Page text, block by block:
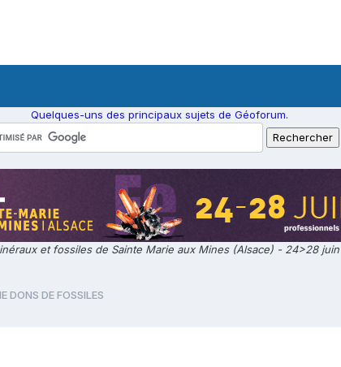
Quelques-uns des principaux sujets de Géoforum.
et fossiles de Sainte Marie aux Mines (Alsace) - 24>28
DONS DE FOSSILES